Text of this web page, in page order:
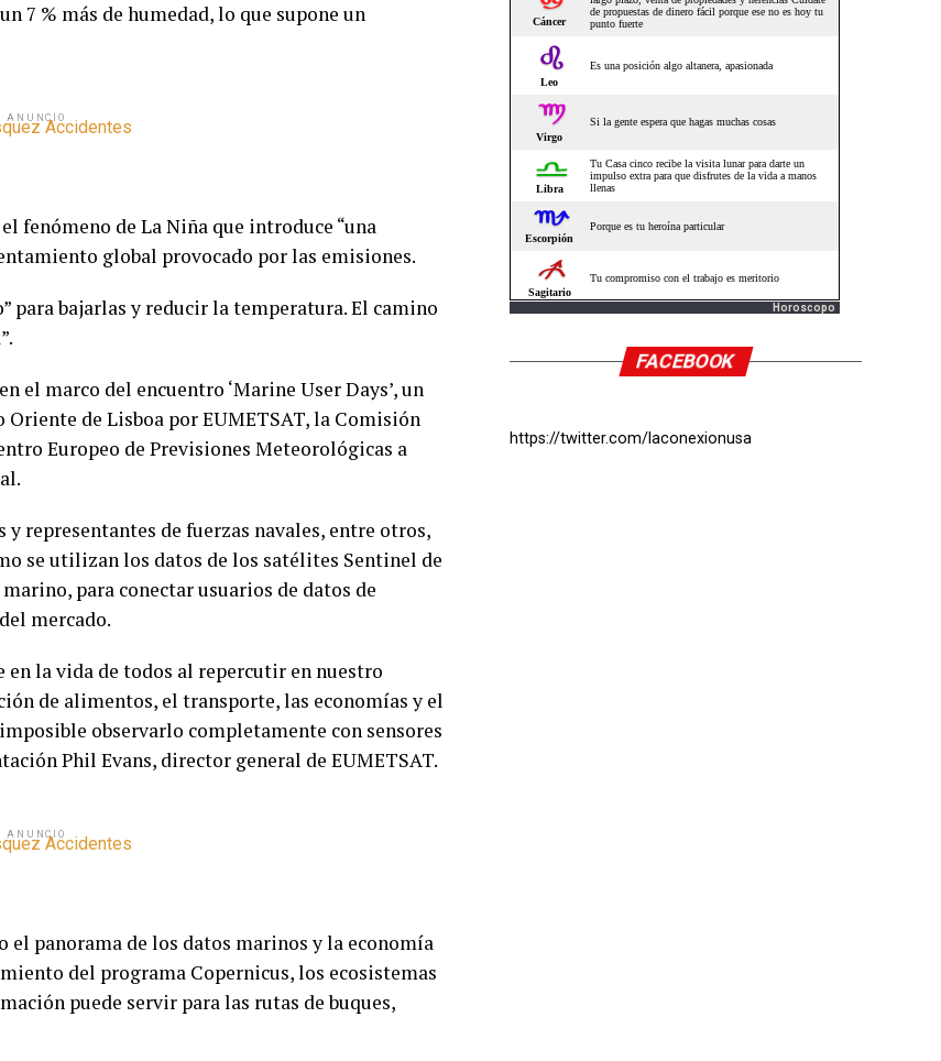
7 % más de humedad, lo que supone un
ANUNCIO
fenómeno de La Niña que introduce “una
global provocado por las emisiones.
para bajarlas y reducir la temperatura. El camino
el marco del encuentro ‘Marine User Days’, un
de Lisboa por EUMETSAT, la Comisión
Europeo de Previsiones Meteorológicas a
representantes de fuerzas navales, entre otros,
se utilizan los datos de los satélites Sentinel de
para conectar usuarios de datos de
mercado.
en la vida de todos al repercutir en nuestro
de alimentos, el transporte, las economías y el
observarlo completamente con sensores
Phil Evans, director general de EUMETSAT.
ANUNCIO
el panorama de los datos marinos y la economía
del programa Copernicus, los ecosistemas
puede servir para las rutas de buques,
Horoscopo
FACEBOOK
https://twitter.com/laconexionusa